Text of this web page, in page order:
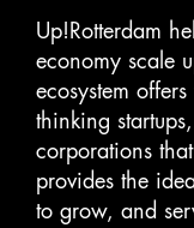
Up!Rotterdam
economy scale
ecosystem
thinking
corporations
provides the
to grow, and